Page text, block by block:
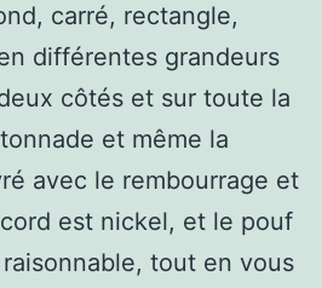
carré, rectangle,
différentes grandeurs
côtés et sur toute la
et même la
avec le rembourrage et
est nickel, et le pouf
tout en vous